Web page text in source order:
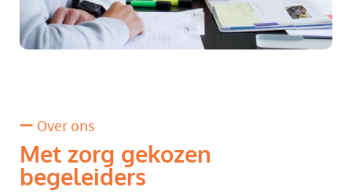
Over ons
Met zorg gekozen
begeleiders